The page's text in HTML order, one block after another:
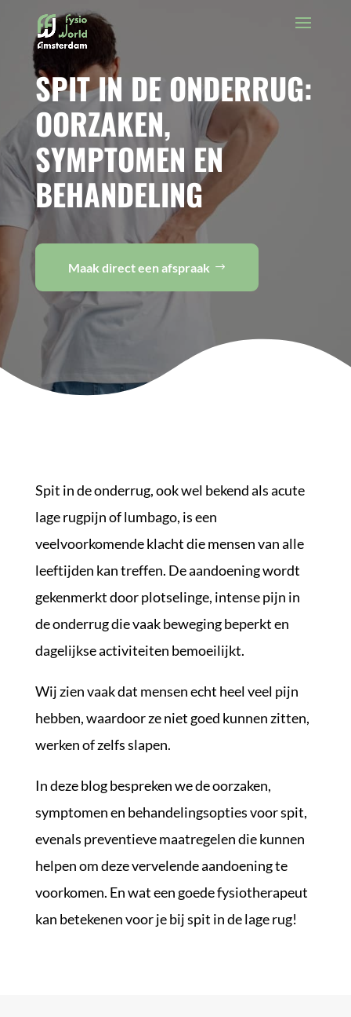
SPIT IN DE ONDERRUG:
OORZAKEN,
SYMPTOMEN EN
BEHANDELING
Maak direct een afspraak
Spit in de onderrug, ook wel bekend als acute
lage rugpijn of lumbago, is een
veelvoorkomende klacht die mensen van alle
leeftijden kan treffen. De aandoening wordt
gekenmerkt door plotselinge, intense pijn in
de onderrug die vaak beweging beperkt en
dagelijkse activiteiten bemoeilijkt.
Wij zien vaak dat mensen echt heel veel pijn
hebben, waardoor ze niet goed kunnen zitten,
werken of zelfs slapen.
In deze blog bespreken we de oorzaken,
symptomen en behandelingsopties voor spit,
evenals preventieve maatregelen die kunnen
helpen om deze vervelende aandoening te
voorkomen. En wat een goede fysiotherapeut
kan betekenen voor je bij spit in de lage rug!